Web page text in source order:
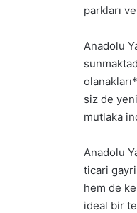
parkları
Anadolu
siz de
mutlaka
Anadolu
ticari
hem de
ideal bir